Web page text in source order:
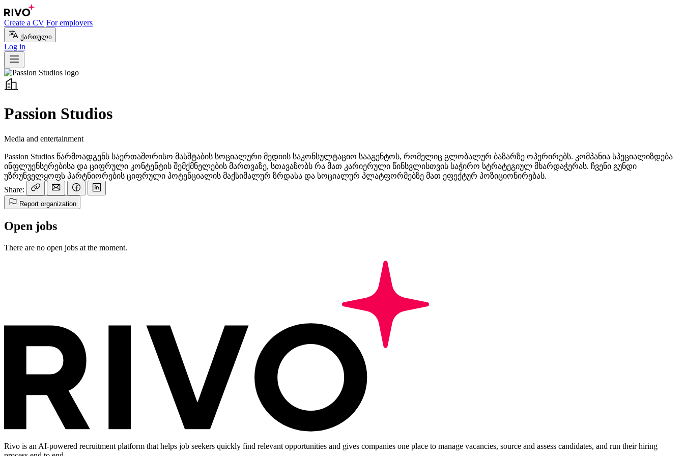
Create a CV For employers
ქართული
Log in
Passion Studios
Media and entertainment
Passion Studios წარმოადგენს საერთაშორისო მასშტაბის სოციალური მედიის საკონსულტაციო სააგენტოს, რომელიც გლობალურ ბაზარზე ოპერირებს. კომპანია სპეციალიზდება
ინფლუენსერებისა და ციფრული კონტენტის შემქმნელების მართვაზე, სთავაზობს რა მათ კარიერული წინსვლისთვის საჭირო სტრატეგიულ მხარდაჭერას. ჩვენი გუნდი
უზრუნველყოფს პარტნიორების ციფრული პოტენციალის მაქსიმალურ ზრდასა და სოციალურ პლატფორმებზე მათ ეფექტურ პოზიციონირებას.
Share:
Report organization
Open jobs
There are no open jobs at the moment.
Rivo is an AI-powered recruitment platform that helps job seekers quickly find relevant opportunities and gives companies one place to manage vacancies, source and assess candidates, and run their hiring